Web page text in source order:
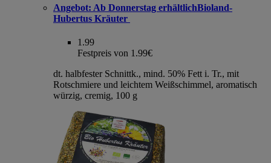
Angebot: Ab Donnerstag erhältlichBioland-
Hubertus Kräuter
1.99
Festpreis von 1.99€
dt. halbfester Schnittk., mind. 50% Fett i. Tr., mit
Rotschmiere und leichtem Weißschimmel, aromatisch
würzig, cremig, 100 g